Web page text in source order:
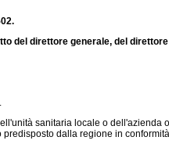
del direttore generale, del
sanitaria locale o dell'azienda
dalla regione in